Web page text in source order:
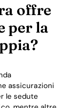
offre
per la
assicurazioni
le sedute